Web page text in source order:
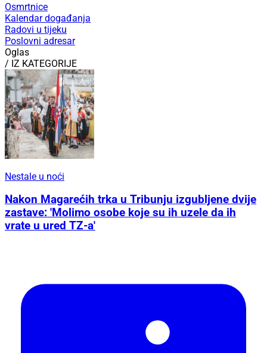
Osmrtnice
Kalendar događanja
Radovi u tijeku
Poslovni adresar
Oglas
/ IZ KATEGORIJE
Nestale u noći
Nakon Magarećih trka u Tribunju izgubljene dvije
zastave: 'Molimo osobe koje su ih uzele da ih
vrate u ured TZ-a'